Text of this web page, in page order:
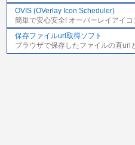
OVIS (OVerlay Icon Scheduler)
簡単で安心安全! オーバーレイアイ
保存ファイルurl取得ソフト
ブラウザで保存したファイルの直url